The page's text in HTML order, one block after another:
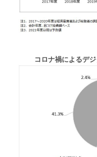
コロナ禍によるデ